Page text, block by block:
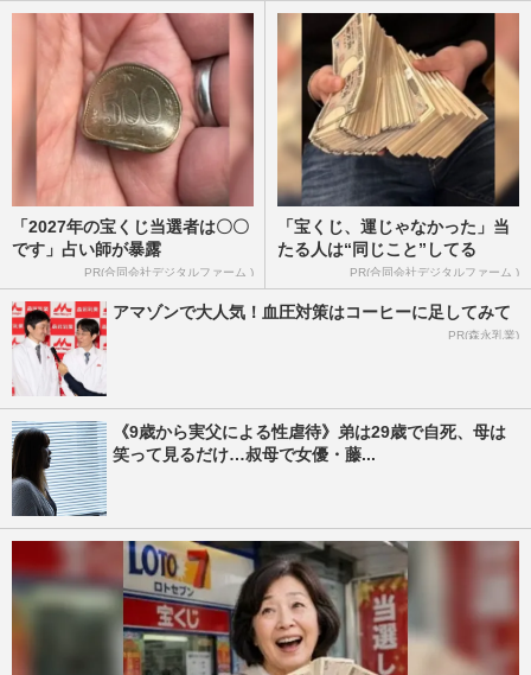
「2027年の宝くじ当選者は〇〇
です」占い師が暴露
PR(合同会社デジタルファーム )
「宝くじ、運じゃなかった」当
たる人は“同じこと”してる
PR(合同会社デジタルファーム )
アマゾンで大人気！血圧対策はコーヒーに足してみて
PR(森永乳業)
《9歳から実父による性虐待》弟は29歳で自死、母は
笑って見るだけ…叔母で女優・藤...